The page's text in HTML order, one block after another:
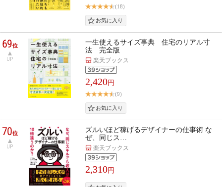
(18)
69位
UP
一生使えるサイズ事典 住宅のリアル寸
法 完全版
楽天ブックス
2,420円
(9)
70位
UP
ズルいほど稼げるデザイナーの仕事術 な
ぜ、同じス…
楽天ブックス
2,310円